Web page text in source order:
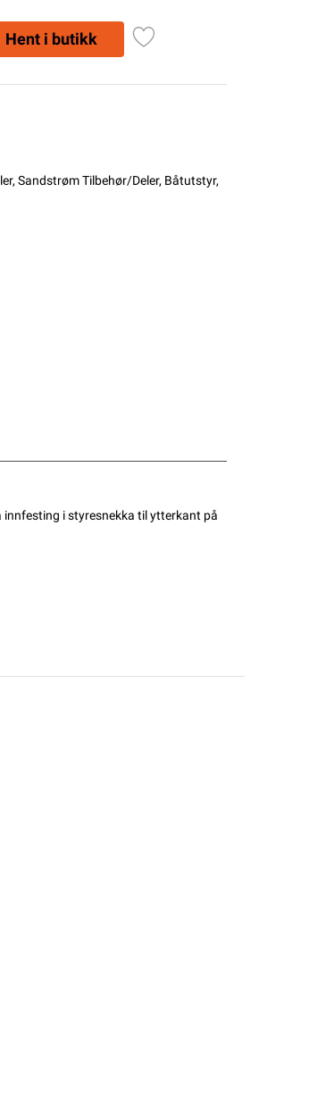
Hent i butikk
, Sandstrøm Tilbehør/Deler, Båtutstyr,
innfesting i styresnekka til ytterkant på